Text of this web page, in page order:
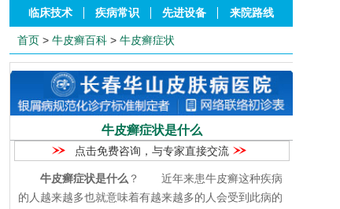
临床技术
疾病常识 先进设备 来院路线
首页 > 牛皮癣百科 > 牛皮癣症状
牛皮癣症状是什么
点击免费咨询，与专家直接交流
牛皮癣症状是什么 ？ 近年来患牛皮癣这种疾病
的人越来越多也就意味着有越来越多的人会受到此病的